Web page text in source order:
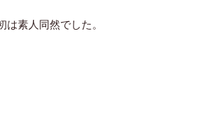
は素人同然でした。